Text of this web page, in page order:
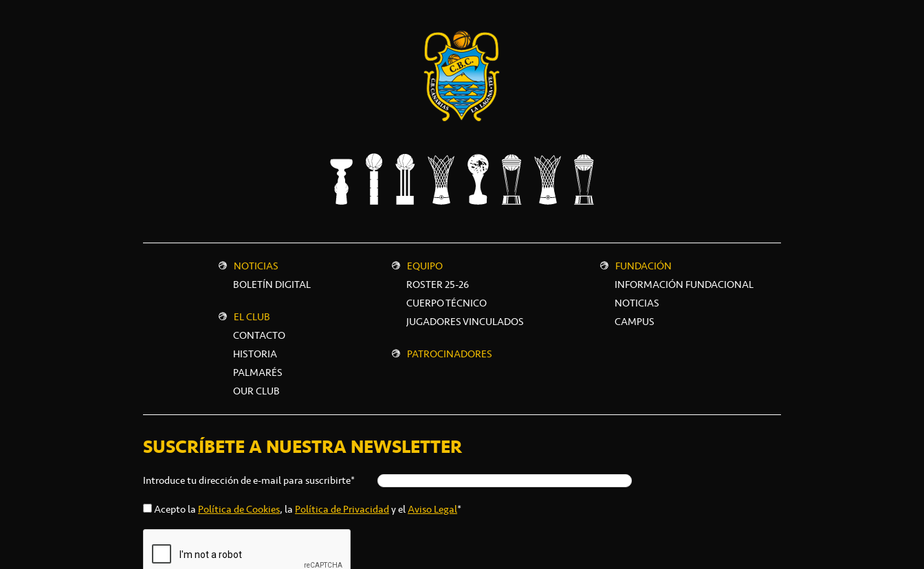
NOTICIAS
BOLETÍN DIGITAL
EL CLUB
CONTACTO
HISTORIA
PALMARÉS
OUR CLUB
EQUIPO
ROSTER 25-26
CUERPO TÉCNICO
JUGADORES VINCULADOS
PATROCINADORES
FUNDACIÓN
INFORMACIÓN FUNDACIONAL
NOTICIAS
CAMPUS
SUSCRÍBETE A NUESTRA NEWSLETTER
Introduce tu dirección de e-mail para suscribirte*
Acepto la Política de Cookies, la Política de Privacidady elAviso Legal*